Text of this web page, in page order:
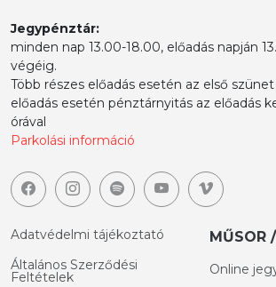
Jegypénztár:
minden nap 13.00-18.00, előadás napján
végéig.
Több részes előadás esetén az első
előadás esetén pénztárnyitás az előadás
órával
Parkolási információ
Adatvédelmi tájékoztató
Általános Szerződési
Feltételek
MŰSOR
Online